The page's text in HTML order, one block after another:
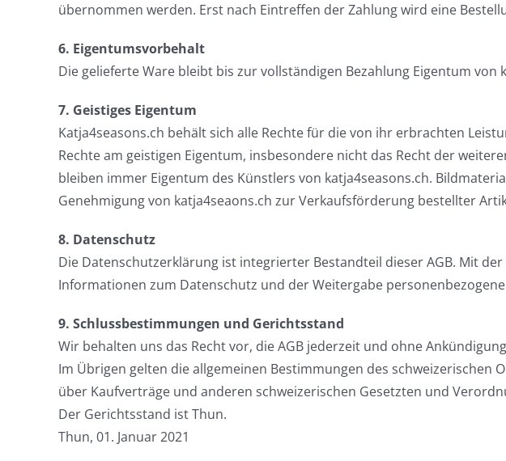
übernommen werden. Erst nach Eintreffen der Zahlung wird eine
6. Eigentumsvorbehalt
Die gelieferte Ware bleibt bis zur vollständigen Bezahlung Eigentum von
7. Geistiges Eigentum
Katja4seasons.ch behält sich alle Rechte für die von ihr erbrachten
Rechte am geistigen Eigentum, insbesondere nicht das Recht der
bleiben immer Eigentum des Künstlers von katja4seasons.ch.
Genehmigung von katja4seaons.ch zur Verkaufsförderung bestellter
8. Datenschutz
Die Datenschutzerklärung ist integrierter Bestandteil dieser AGB. Mit
Informationen zum Datenschutz und der Weitergabe
9. Schlussbestimmungen und Gerichtsstand
Wir behalten uns das Recht vor, die AGB jederzeit und ohne
Im Übrigen gelten die allgemeinen Bestimmungen des schweizerischen
über Kaufverträge und anderen schweizerischen Gesetzten und
Der Gerichtsstand ist Thun.
Thun, 01. Januar 2021